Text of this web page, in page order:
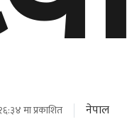
मा प्रकाशित नेपाल